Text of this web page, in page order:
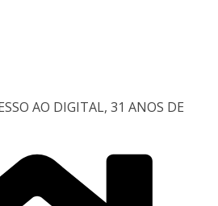
AO DIGITAL, 31 ANOS DE